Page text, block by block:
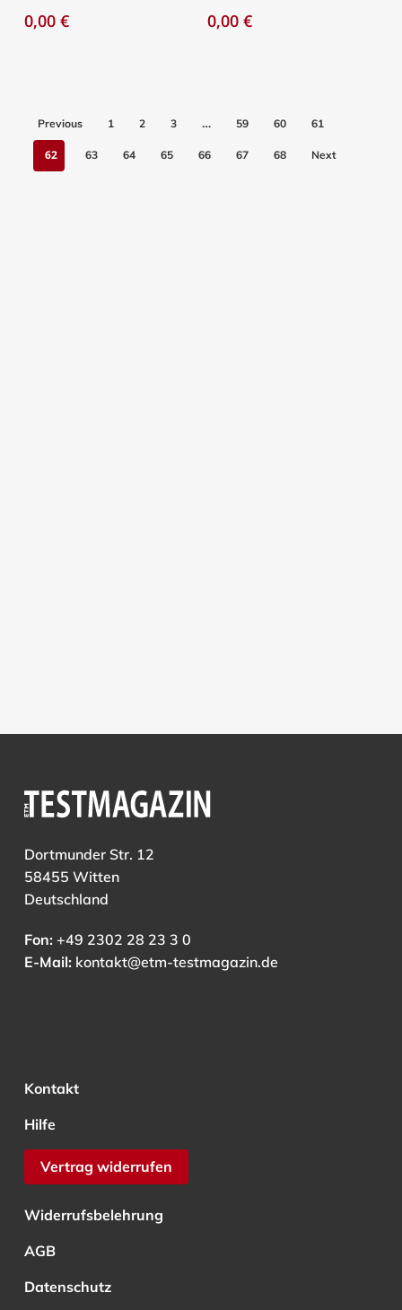
0,00 € 0,00€
Previous 1 2 3 … 59 60 61
62 63 64 65 66 67 68 Next
Dortmunder Str. 12
58455 Witten
Deutschland
Fon:+49 2302 28 23 3 0
E-Mail: kontakt@etm-testmagazin.de
Kontakt
Hilfe
Vertrag widerrufen
Widerrufsbelehrung
AGB
Datenschutz